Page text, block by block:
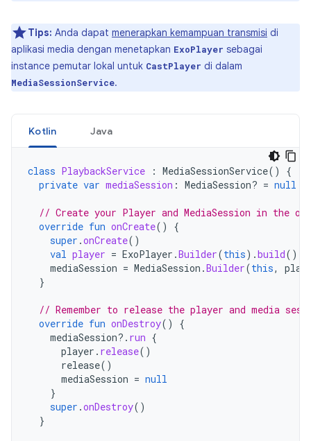
Tips: Anda dapat menerapkan kemampuan transmisi di
aplikasi media dengan menetapkan ExoPlayer sebagai
instance pemutar lokal untuk CastPlayer di dalam
MediaSessionService.
Kotlin Java
class PlaybackService : MediaSessionService()
{
private var mediaSession : MediaSession? = null
// Create your Player and MediaSession in the
override fun onCreate()
{
super .onCreate()
val player = ExoPlayer .Builder(this).build()
mediaSession = MediaSession .Builder(this,
}
// Remember to release the player and media
override fun onDestroy()
{
mediaSession?. run {
player . release()
release()
mediaSession = null
}
super .onDestroy()
}